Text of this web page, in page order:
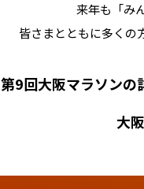
来年も「み
皆さまとともに多くの
第9回大阪マラソンの
大